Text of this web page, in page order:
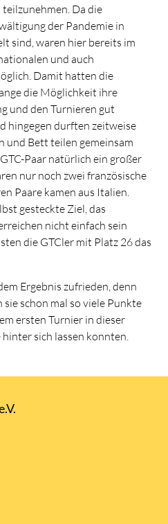
Da die
der Pandemie in
sind, waren hier bereits im
und auch
Damit hatten die
die Möglichkeit ihre
und den Turnieren gut
hingegen durften zeitweise
und Bett teilen gemeinsam
Paar natürlich ein großer
nur noch zwei französische
Paare kamen aus Italien.
gesteckte Ziel, das
nicht einfach sein
die GTCler mit Platz 26 das
Ergebnis zufrieden, denn
schon mal so viele Punkte
ersten Turnier in dieser
sich lassen konnten.